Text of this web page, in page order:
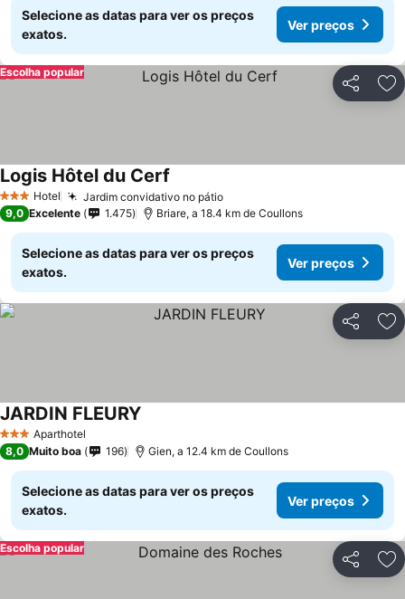
Selecione as datas para ver os preços
exatos.
Ver preços
Partilhar
Escolha popular
3 EstrelasHotel Jardim convidativo no pátio
Logis Hôtel du Cerf
9,0 Excelente 1.475 Briare, a 18.4 km de Coullons
Selecione as datas para ver os preços
exatos.
Ver preços
Partilhar
3 EstrelasAparthotel
JARDIN FLEURY
8,0 Muito boa 196 Gien, a 12.4 km de Coullons
Selecione as datas para ver os preços
exatos.
Ver preços
Partilhar
Escolha popular